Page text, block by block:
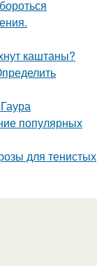
каштаны?
популярных
для тенистых